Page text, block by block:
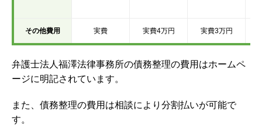
その他費用 実費 実費4万円 実費3万円
弁護士法人福澤法律事務所の債務整理の費用はホームペ
ージに明記されています。
また、債務整理の費用は相談により分割払いが可能で
す。